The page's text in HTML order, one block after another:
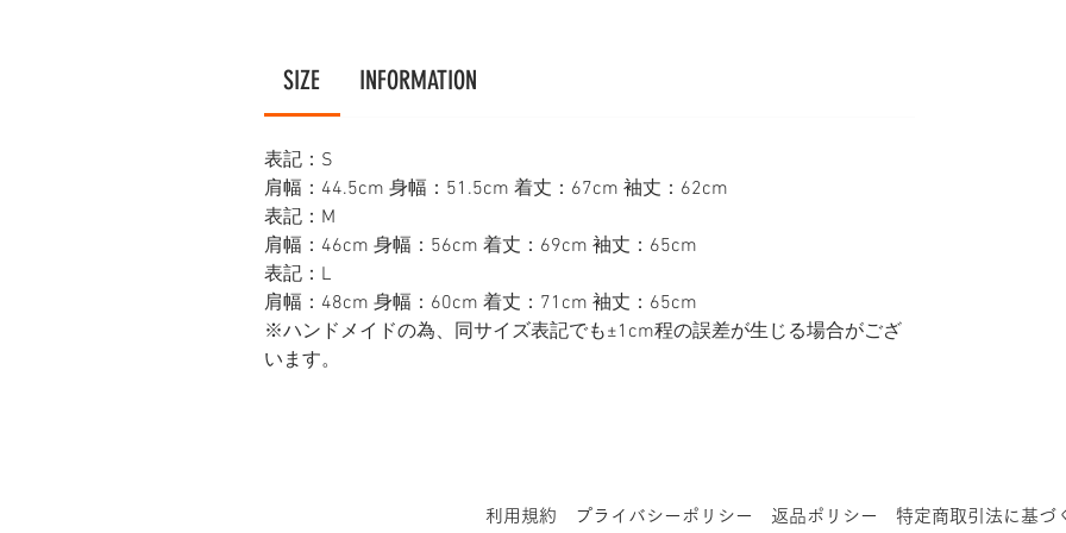
SIZE INFORMATION
表記：S
肩幅：44.5cm 身幅：51.5cm 着丈：67cm 袖丈：62cm
表記：M
肩幅：46cm 身幅：56cm 着丈：69cm 袖丈：65cm
表記：L
肩幅：48cm 身幅：60cm 着丈：71cm 袖丈：65cm
※ハンドメイドの為、同サイズ表記でも±1cm程の誤差が生じる場合がござ
います。
利用規約 プライバシーポリシー 返品ポリシー 特定商取引法に基づ